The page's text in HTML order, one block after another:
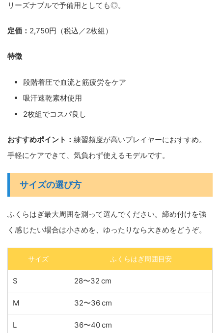
リーズナブルで予備用としても◎。
定価： 2,750円（税込／2枚組）
特徴
段階着圧で血流と筋疲労をケア
吸汗速乾素材使用
2枚組でコスパ良し
おすすめポイント： 練習頻度が高いプレイヤーにおすすめ。
手軽にケアできて、気負わず使えるモデルです。
サイズの選び方
ふくらはぎ最大周囲を測って選んでください。締め付けを強
く感じたい場合は小さめを、ゆったりなら大きめをどうぞ。
サイズ ふくらはぎ周囲目安
S 28〜32 cm
M 32〜36 cm
L 36〜40 cm